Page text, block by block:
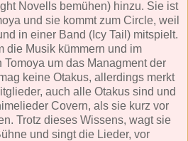
Novells bemühen) hinzu. Sie ist
und sie kommt zum Circle, weil
in einer Band (Icy Tail) mitspielt.
die Musik kümmern und im
um das Managment der
keine Otakus, allerdings merkt
auch alle Otakus sind und
Covern, als sie kurz vor
Trotz dieses Wissens, wagt sie
und singt die Lieder, vor